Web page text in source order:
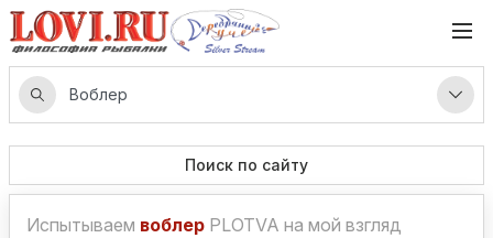
Поиск по сайту
Испытываем воблер PLOTVA на мой взгляд